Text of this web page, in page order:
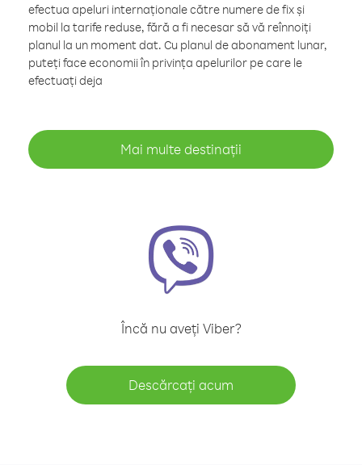
efectua apeluri internaționale către numere de fix și
mobil la tarife reduse, fără a fi necesar să vă reînnoiți
planul la un moment dat. Cu planul de abonament lunar,
puteți face economii în privința apelurilor pe care le
efectuați deja
Mai multe destinații
Încă nu aveți Viber?
Descărcați acum